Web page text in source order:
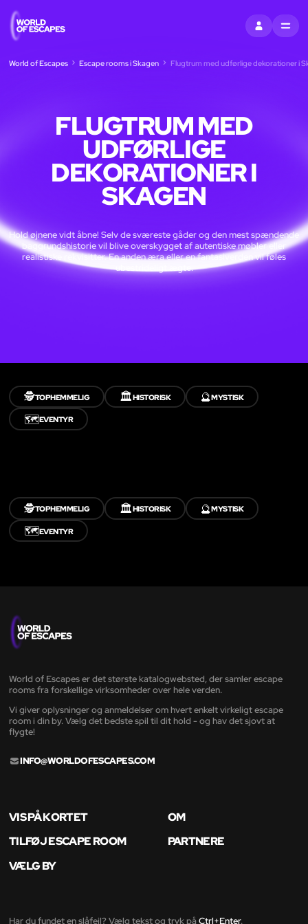
LOG INDMENU
World of Escapes Escape rooms i Skagen Flugtrum med udførlige dekorationer i
FLUGTRUM MED
UDFØRLIGE
DEKORATIONER I
SKAGEN
Hold øjnene vidt åbne! Selv de sværeste gåder og den mest spændende
baggrundshistorie vil blive overskygget af autentiske møbler eller
realistiske rekvisitter. En anden æra eller en fantasiverden vil føles
ubestrideligt ægte.
🕵️TOPHEMMELIG 🏛️HISTORISK 🔮MYSTISK
🗺️EVENTYR
🕵️TOPHEMMELIG 🏛️HISTORISK 🔮MYSTISK
🗺️EVENTYR
World of Escapes er det største katalogwebsted, der samler escape
rooms fra forskellige virksomheder over hele verden.
Vi giver oplysninger og anmeldelser om hvert enkelt virkeligt escape
room i din by. Vælg det bedste spil til dit hold - og hav det sjovt at
flygte!
INFO@WORLDOFESCAPES.COM
VIS PÅ KORTET
OM
TILFØJ ESCAPE ROOM
PARTNERE
VÆLG BY
Har du fundet en slåfejl? Vælg tekst og tryk på Ctrl+Enter.